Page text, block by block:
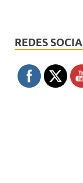
REDES